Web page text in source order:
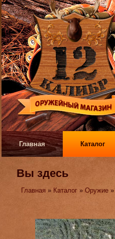
Главная Каталог
Вы здесь
Главная » Каталог »Оружие »